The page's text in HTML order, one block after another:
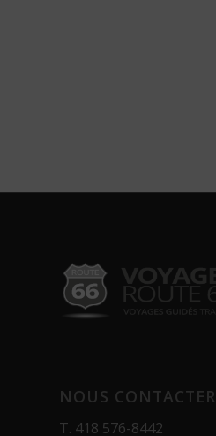
NOUS CONTACTER
T. 418 576-8442